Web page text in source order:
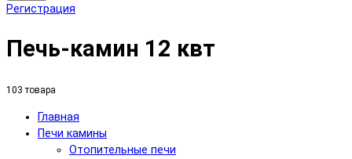
Регистрация
Печь-камин 12 квт
103 товара
Главная
Печи камины
Отопительные печи